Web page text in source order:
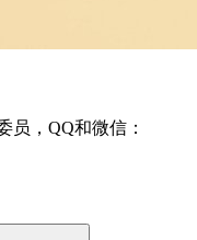
员，QQ和微信：